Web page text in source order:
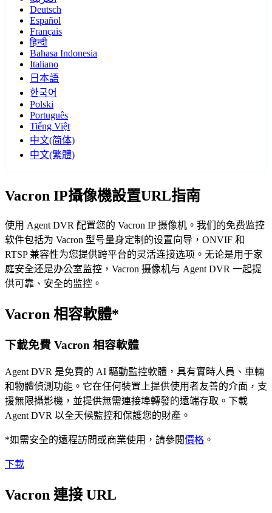
Deutsch
Español
Français
हिन्दी
Bahasa Indonesia
Italiano
日本語
한국어
Polski
Português
Tiếng Việt
中文(简体)
中文(繁體)
Vacron IP攝像機設置URL指南
使用 Agent DVR 配置您的 Vacron IP 摄像机。我们的免费监控
软件包括为 Vacron 型号量身定制的设置向导，ONVIF 和
RTSP 兼容性为您提供跨平台的灵活连接选项。无论是用于家
庭安全还是办公室监控，Vacron 摄像机与 Agent DVR 一起提
供可靠、安全的监控。
Vacron 相容軟體*
下載免費 Vacron 相容軟體
Agent DVR 是免費的 AI 驅動監控軟體，具有實時人員、車輛
和物體偵測功能。它在任何裝置上提供使用者友善的介面，支
援無限攝影機，並提供無需連接埠轉發的遠端存取。下載
Agent DVR 以全天候監控和保護您的財產。
*如需安全的遠程訪問或商業使用，請參閱價格 。
下載
Vacron 連接 URL